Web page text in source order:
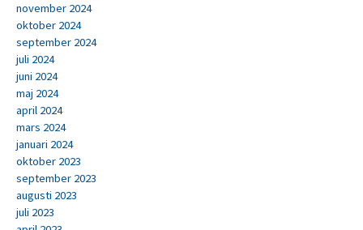
november 2024
oktober 2024
september 2024
juli 2024
juni 2024
maj 2024
april 2024
mars 2024
januari 2024
oktober 2023
september 2023
augusti 2023
juli 2023